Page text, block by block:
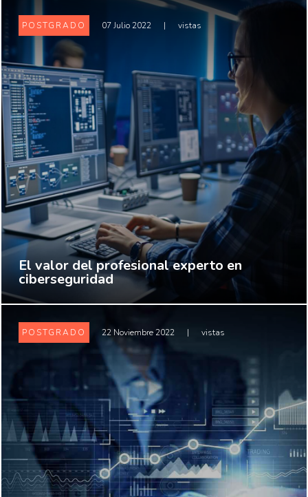
POSTGRADO 07 Julio 2022 | vistas
El valor del profesional experto en
ciberseguridad
POSTGRADO 22 Noviembre 2022 | vistas